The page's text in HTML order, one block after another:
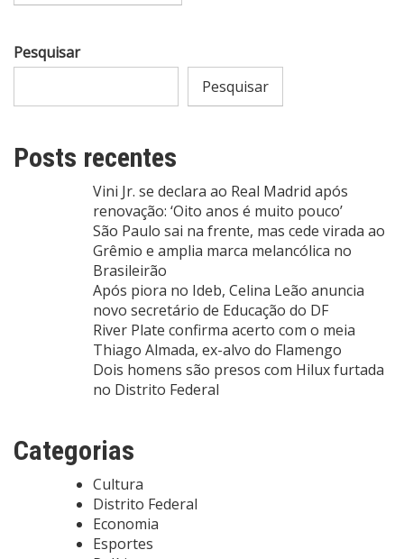
Pesquisar
Pesquisar
Posts recentes
Vini Jr. se declara ao Real Madrid após
renovação: ‘Oito anos é muito pouco’
São Paulo sai na frente, mas cede virada ao
Grêmio e amplia marca melancólica no
Brasileirão
Após piora no Ideb, Celina Leão anuncia
novo secretário de Educação do DF
River Plate confirma acerto com o meia
Thiago Almada, ex-alvo do Flamengo
Dois homens são presos com Hilux furtada
no Distrito Federal
Categorias
Cultura
Distrito Federal
Economia
Esportes